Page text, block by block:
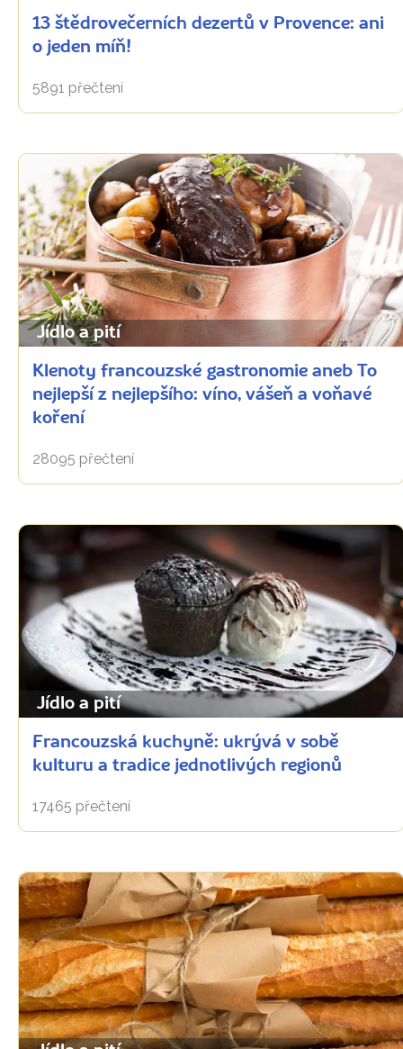
13 štědrovečerních dezertů v Provence: ani
o jeden míň!
5891 přečtení
Jídlo a pití
Klenoty francouzské gastronomie aneb To
nejlepší z nejlepšího: víno, vášeň a voňavé
koření
28095 přečtení
Jídlo a pití
Francouzská kuchyně: ukrývá v sobě
kulturu a tradice jednotlivých regionů
17465 přečtení